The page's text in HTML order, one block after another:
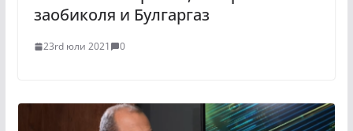
заобиколя и Булгаргаз
23rd юли 2021 0